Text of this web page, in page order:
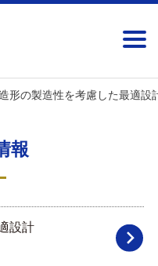
形の製造性を考慮した最適設
報
設計